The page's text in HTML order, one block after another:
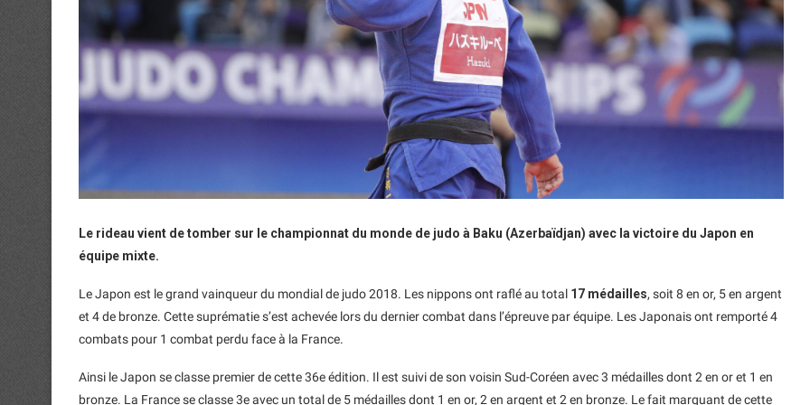
Le rideau vient de tomber sur le championnat du monde de judo à Baku (Azerbaïdjan) avec la victoire du Japon en
équipe mixte.
Le Japon est le grand vainqueur du mondial de judo 2018. Les nippons ont raflé au total 17 médailles, soit 8 en or, 5 en argent
et 4 de bronze. Cette suprématie s’est achevée lors du dernier combat dans l’épreuve par équipe. Les Japonais ont remporté 4
combats pour 1 combat perdu face à la France.
Ainsi le Japon se classe premier de cette 36e édition. Il est suivi de son voisin Sud-Coréen avec 3 médailles dont 2 en or et 1 en
bronze. La France se classe 3e avec un total de 5 médailles dont 1 en or, 2 en argent et 2 en bronze. Le fait marquant de cette